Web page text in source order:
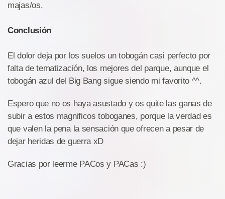
majas/os.
Conclusión
El dolor deja por los suelos un tobogán casi perfecto por
falta de tematización, los mejores del parque, aunque el
tobogán azul del Big Bang sigue siendo mi favorito ^^.
Espero que no os haya asustado y os quite las ganas de
subir a estos magnificos toboganes, porque la verdad es
que valen la pena la sensación que ofrecen a pesar de
dejar heridas de guerra xD
Gracias por leerme PACos y PACas :)